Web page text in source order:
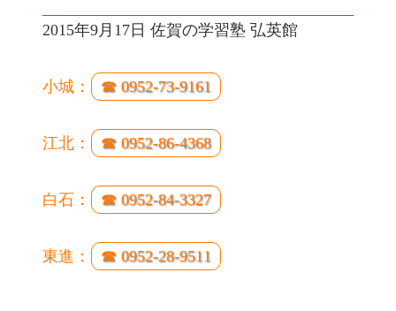
2015年9月17日 佐賀の学習塾 弘英館
小城： ☎ 0952-73-9161
江北： ☎ 0952-86-4368
白石： ☎ 0952-84-3327
東進： ☎ 0952-28-9511